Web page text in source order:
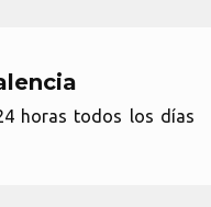
horas todos los días